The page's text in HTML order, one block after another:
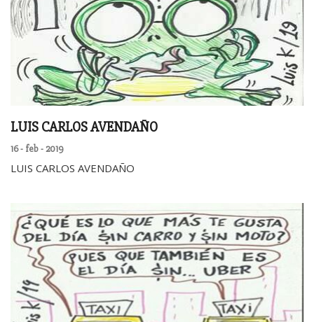
LUIS CARLOS AVENDAÑO
16 - feb - 2019
LUIS CARLOS AVENDAÑO